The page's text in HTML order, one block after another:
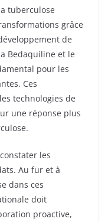
tuberculose
grâce
de
Bedaquiline et le
pour les
Ces
technologies de
une réponse plus
les
Au fur et à
dans ces
doit
proactive,